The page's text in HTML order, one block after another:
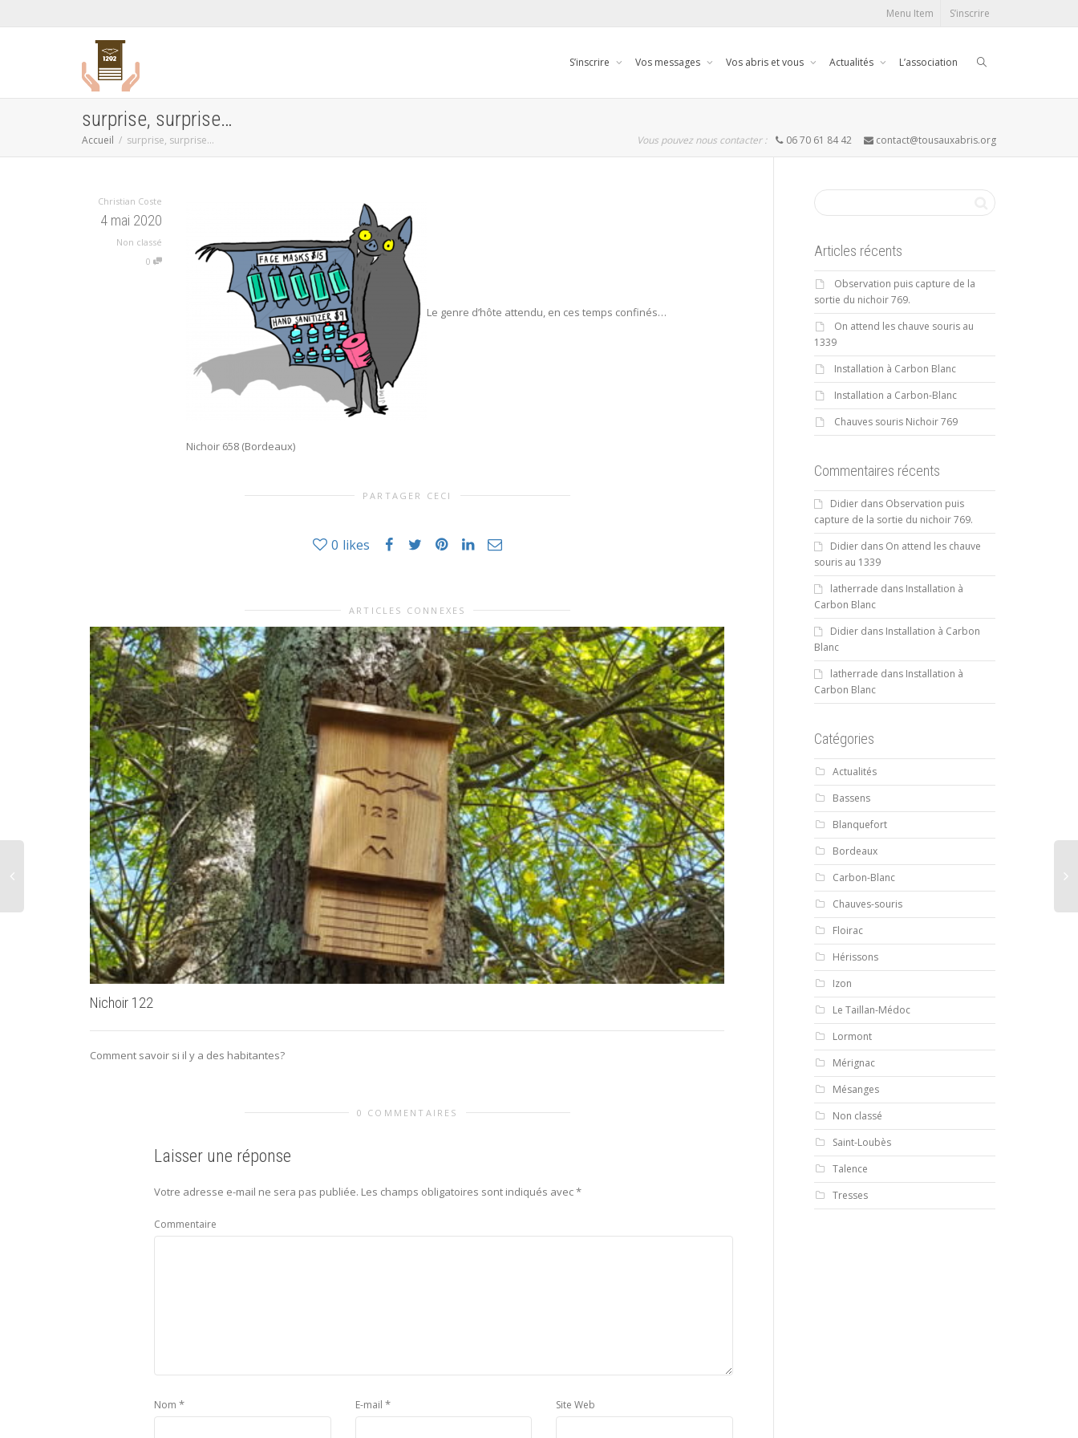
Menu Item S’inscrire
S’inscrire Vos messages Vos abris et vous Actualités L’association
surprise, surprise…
Accueil surprise, surprise… Vous pouvez nous contacter : 06 70 61 84 42 contact@tousauxabris.org
Christian Coste
4 mai 2020
Non classé
0
Le genre d’hôte attendu, en ces temps confinés…
Nichoir 658 (Bordeaux)
PARTAGER CECI
0 likes
ARTICLES CONNEXES
Nichoir 122
Comment savoir si il y a des habitantes?
0 COMMENTAIRES
Laisser une réponse
Votre adresse e-mail ne sera pas publiée. Les champs obligatoires sont indiqués avec*
Commentaire
Nom * E-mail * Site Web
Articles récents
Observation puis capture de la
sortie du nichoir 769.
On attend les chauve souris au
1339
Installation à Carbon Blanc
Installation a Carbon-Blanc
Chauves souris Nichoir 769
Commentaires récents
Didierdans Observation puis
capture de la sortie du nichoir 769.
Didierdans On attend les chauve
souris au 1339
latherrade dans Installation à
Carbon Blanc
Didierdans Installation à Carbon
Blanc
latherrade dans Installation à
Carbon Blanc
Catégories
Actualités
Bassens
Blanquefort
Bordeaux
Carbon-Blanc
Chauves-souris
Floirac
Hérissons
Izon
Le Taillan-Médoc
Lormont
Mérignac
Mésanges
Non classé
Saint-Loubès
Talence
Tresses